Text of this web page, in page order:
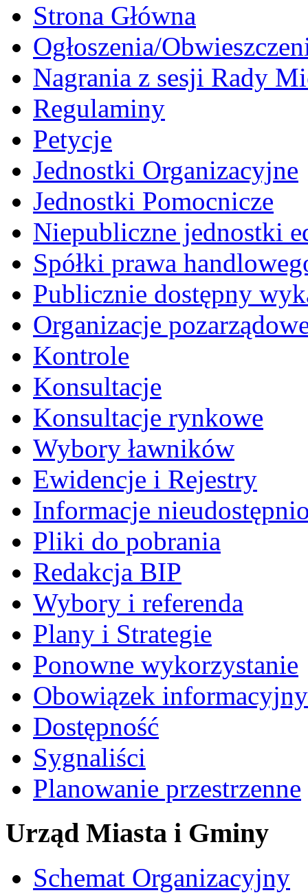
Strona Główna
Ogłoszenia/
Nagrania z sesji Rady
Regulaminy
Petycje
Jednostki Organizacyjne
Jednostki Pomocnicze
Niepubliczne jednostki
Spółki prawa
Publicznie dostępny
Organizacje
Kontrole
Konsultacje
Konsultacje rynkowe
Wybory ławników
Ewidencje i Rejestry
Informacje
Pliki do pobrania
Redakcja BIP
Wybory i referenda
Plany i Strategie
Ponowne wykorzystanie
Obowiązek informacyjny
Dostępność
Sygnaliści
Planowanie przestrzenne
Urząd Miasta i Gminy
Schemat Organizacyjny